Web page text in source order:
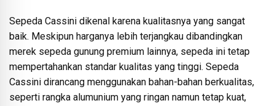
Sepeda Cassini dikenal karena kualitasnya yang sangat
baik. Meskipun harganya lebih terjangkau dibandingkan
merek sepeda gunung premium lainnya, sepeda ini tetap
mempertahankan standar kualitas yang tinggi. Sepeda
Cassini dirancang menggunakan bahan-bahan berkualitas,
seperti rangka alumunium yang ringan namun tetap kuat,